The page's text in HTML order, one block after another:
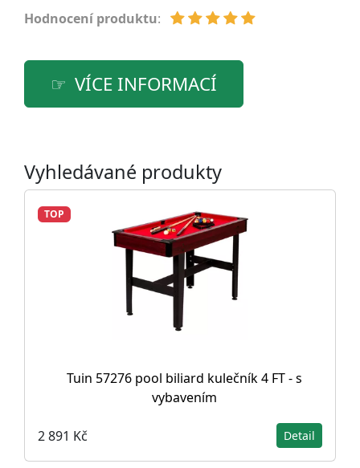
Hodnocení produktu:
VÍCE INFORMACÍ
Vyhledávané produkty
TOP
Tuin 57276 pool biliard kulečník 4 FT - s
vybavením
2 891 Kč Detail